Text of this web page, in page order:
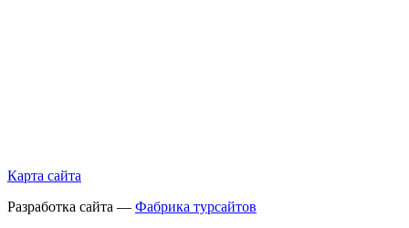
Карта сайта
Разработка сайта — Фабрика турсайтов